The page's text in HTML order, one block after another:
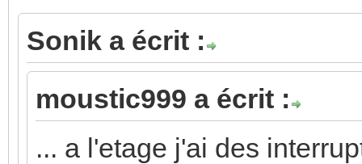
Sonik a écrit :
moustic999 a écrit :
... a l'etage j'ai des